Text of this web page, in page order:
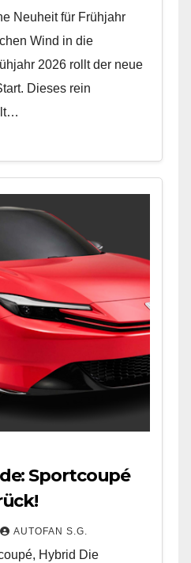
Neuheit für Frühjahr
Wind in die
2026 rollt der neue
Dieses rein
AUTOFAN S.G.
Hybrid Die